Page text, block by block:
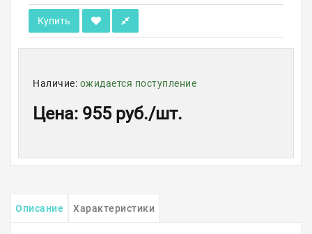
Купить
Наличие: ожидается поступление
Цена: 955 руб./шт.
Описание Характеристики